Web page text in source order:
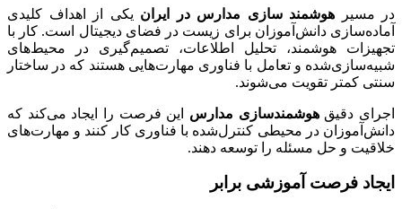
در مسیر هوشمند سازی مدارس در ایران یکی از اهداف کلیدی
آماده‌سازی دانش‌آموزان برای زیست در فضای دیجیتال است. کار با
تجهیزات هوشمند، تحلیل اطلاعات، تصمیم‌گیری در محیط‌های
شبیه‌سازی‌شده و تعامل با فناوری مهارت‌هایی هستند که در ساختار
سنتی کمتر تقویت می‌شوند.
اجرای دقیقهوشمندسازی مدارس این فرصت را ایجاد می‌کند که
دانش‌آموزان در محیطی کنترل‌شده با فناوری کار کنند و مهارت‌های
خلاقیت و حل مسئله را توسعه دهند.
ایجاد فرصت آموزشی برابر